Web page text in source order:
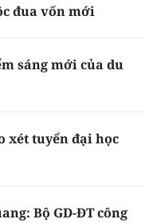
đua vốn mới
sáng mới của du
xét tuyển đại học
Bộ GD-ĐT công